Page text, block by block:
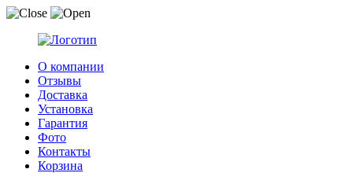
О компании
Отзывы
Доставка
Установка
Гарантия
Фото
Контакты
Корзина